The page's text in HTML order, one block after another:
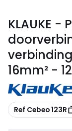
KLAUKE -
16mm² -
Kopiëren
Ref Cebeo 123R